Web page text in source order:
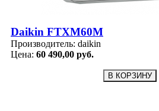
Daikin FTXM60M
Производитель: daikin
Цена: 60 490,00 руб.